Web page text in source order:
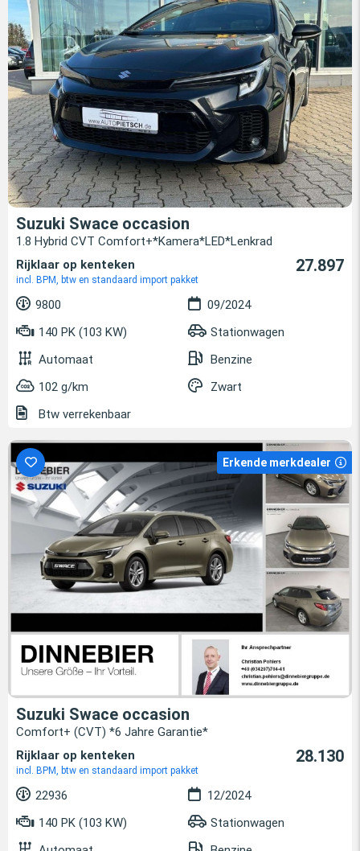
Suzuki Swace occasion
1.8 Hybrid CVT Comfort+*Kamera*LED*Lenkrad
Rijklaar op kenteken
incl. BPM, btw en standaard import pakket
27.897
9800
09/2024
140 PK (103 KW)
Stationwagen
Automaat
Benzine
102 g/km
Zwart
Btw verrekenbaar
Erkende merkdealer
Suzuki Swace occasion
Comfort+ (CVT) *6 Jahre Garantie*
Rijklaar op kenteken
incl. BPM, btw en standaard import pakket
28.130
22936
12/2024
140 PK (103 KW)
Stationwagen